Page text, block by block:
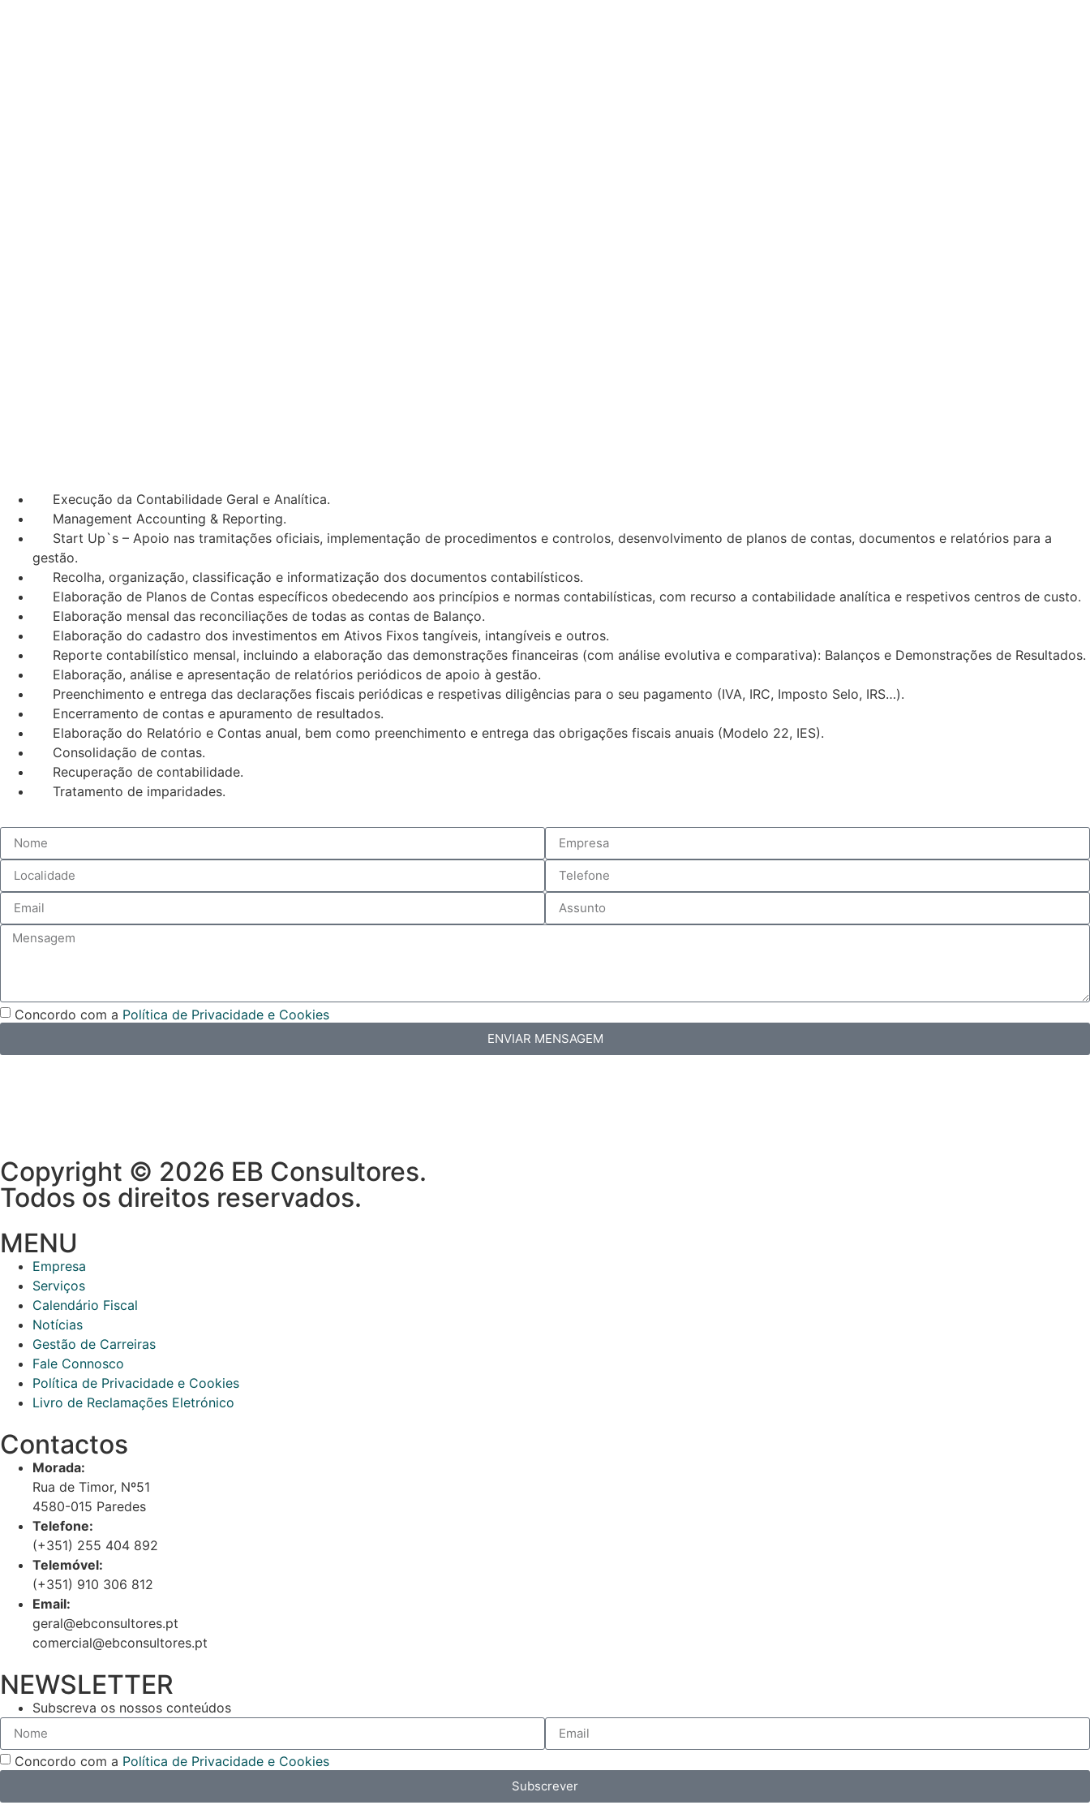
Execução da Contabilidade Geral e Analítica.
Management Accounting & Reporting.
Start Up`s – Apoio nas tramitações oficiais, implementação de procedimentos e controlos, desenvolvimento de planos de contas, documentos e relatórios para a
gestão.
Recolha, organização, classificação e informatização dos documentos contabilísticos.
Elaboração de Planos de Contas específicos obedecendo aos princípios e normas contabilísticas, com recurso a contabilidade analítica e respetivos centros de custo.
Elaboração mensal das reconciliações de todas as contas de Balanço.
Elaboração do cadastro dos investimentos em Ativos Fixos tangíveis, intangíveis e outros.
Reporte contabilístico mensal, incluindo a elaboração das demonstrações financeiras (com análise evolutiva e comparativa): Balanços e Demonstrações de Resultados.
Elaboração, análise e apresentação de relatórios periódicos de apoio à gestão.
Preenchimento e entrega das declarações fiscais periódicas e respetivas diligências para o seu pagamento (IVA, IRC, Imposto Selo, IRS…).
Encerramento de contas e apuramento de resultados.
Elaboração do Relatório e Contas anual, bem como preenchimento e entrega das obrigações fiscais anuais (Modelo 22, IES).
Consolidação de contas.
Recuperação de contabilidade.
Tratamento de imparidades.
Concordo com a Política de Privacidade e Cookies
ENVIAR MENSAGEM
Copyright © 2026 EB Consultores.
Todos os direitos reservados.
MENU
Empresa
Serviços
Calendário Fiscal
Notícias
Gestão de Carreiras
Fale Connosco
Política de Privacidade e Cookies
Livro de Reclamações Eletrónico
Contactos
Morada:
Rua de Timor, Nº51
4580-015 Paredes
Telefone:
(+351) 255 404 892
Telemóvel:
(+351) 910 306 812
Email:
geral@ebconsultores.pt
comercial@ebconsultores.pt
NEWSLETTER
Subscreva os nossos conteúdos
Concordo com a Política de Privacidade e Cookies
Subscrever